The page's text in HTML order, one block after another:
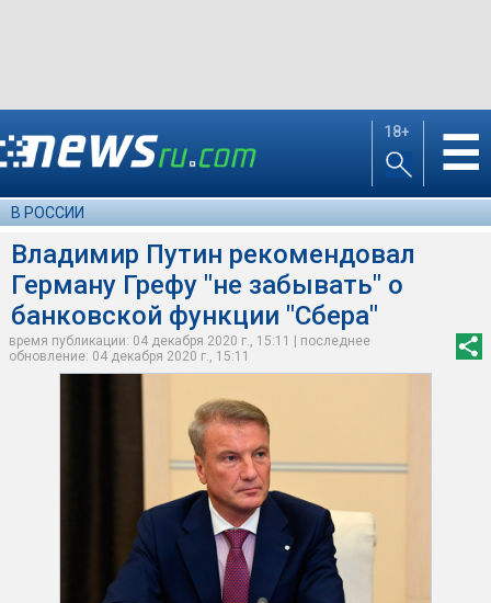
18+ ☰
В РОССИИ
Владимир Путин рекомендовал
Герману Грефу "не забывать" о
банковской функции "Сбера"
время публикации: 04 декабря 2020 г., 15:11 | последнее
обновление: 04 декабря 2020 г., 15:11